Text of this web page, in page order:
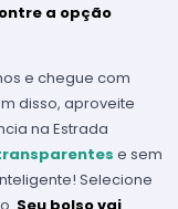
a opção
e chegue com
disso, aproveite
na Estrada
e sem
Selecione
Seu bolso vai